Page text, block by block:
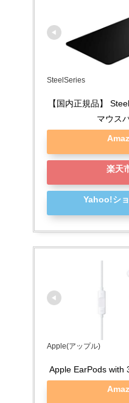
SteelSeries
【国内正規品】
マウス
楽天
Yahoo!シ
Apple(アップル)
Apple EarPods with